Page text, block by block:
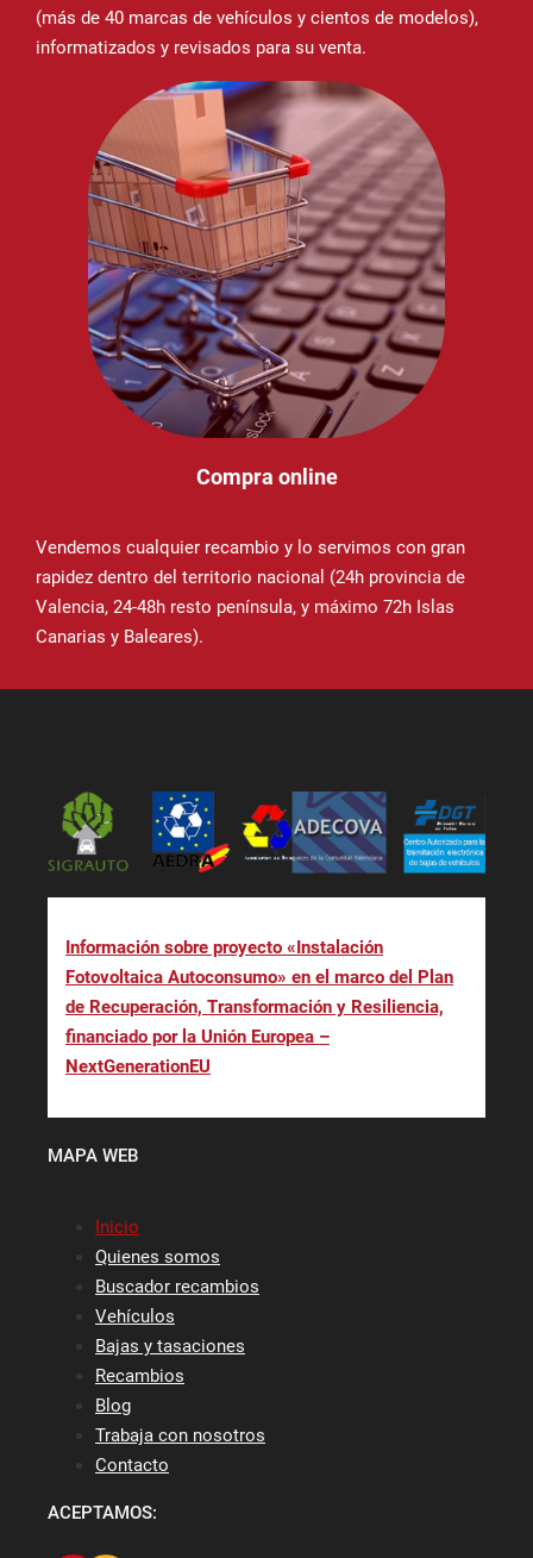
(más de 40 marcas de vehículos y cientos de modelos),
informatizados y revisados para su venta.
Compra online
Vendemos cualquier recambio y lo servimos con gran
rapidez dentro del territorio nacional (24h provincia de
Valencia, 24-48h resto península, y máximo 72h Islas
Canarias y Baleares).
Información sobre proyecto «Instalación
Fotovoltaica Autoconsumo» en el marco del Plan
de Recuperación, Transformación y Resiliencia,
financiado por la Unión Europea –
NextGenerationEU
MAPA WEB
Inicio
Quienes somos
Buscador recambios
Vehículos
Bajas y tasaciones
Recambios
Blog
Trabaja con nosotros
Contacto
ACEPTAMOS: